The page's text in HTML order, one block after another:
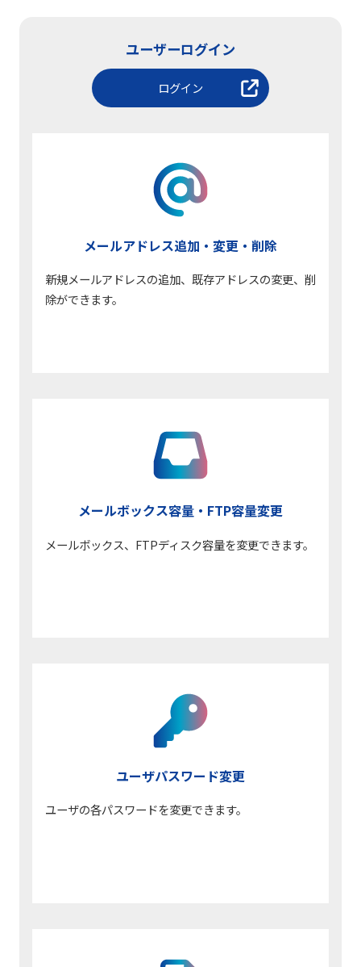
ユーザーログイン
ログイン
メールアドレス追加・ 変更・削除
新規メールアドレスの追加、既存アドレスの変更、削
除ができます。
メールボックス容量・ FTP容量変更
メールボックス、FTPディスク容量を変更できます。
ユーザパスワード変更
ユーザの各パスワードを変更できます。